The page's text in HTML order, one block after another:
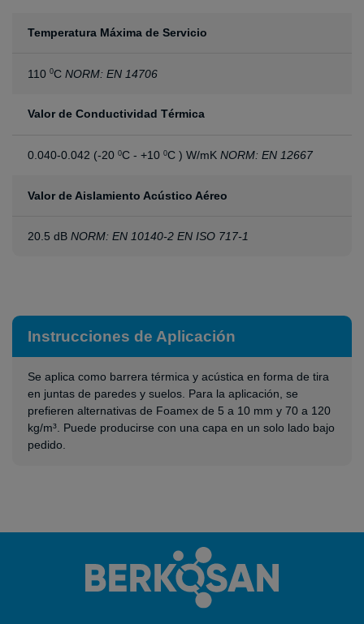
Temperatura Máxima de Servicio
1100CNORM: EN 14706
Valor de Conductividad Térmica
0.040-0.042 (-200C - +100C ) W/mKNORM: EN 12667
Valor de Aislamiento Acústico Aéreo
20.5 dBNORM: EN 10140-2 EN ISO 717-1
Instrucciones de Aplicación
Se aplica como barrera térmica y acústica en forma de tira
en juntas de paredes y suelos. Para la aplicación, se
prefieren alternativas de Foamex de 5 a 10 mm y 70 a 120
kg/m³. Puede producirse con una capa en un solo lado bajo
pedido.